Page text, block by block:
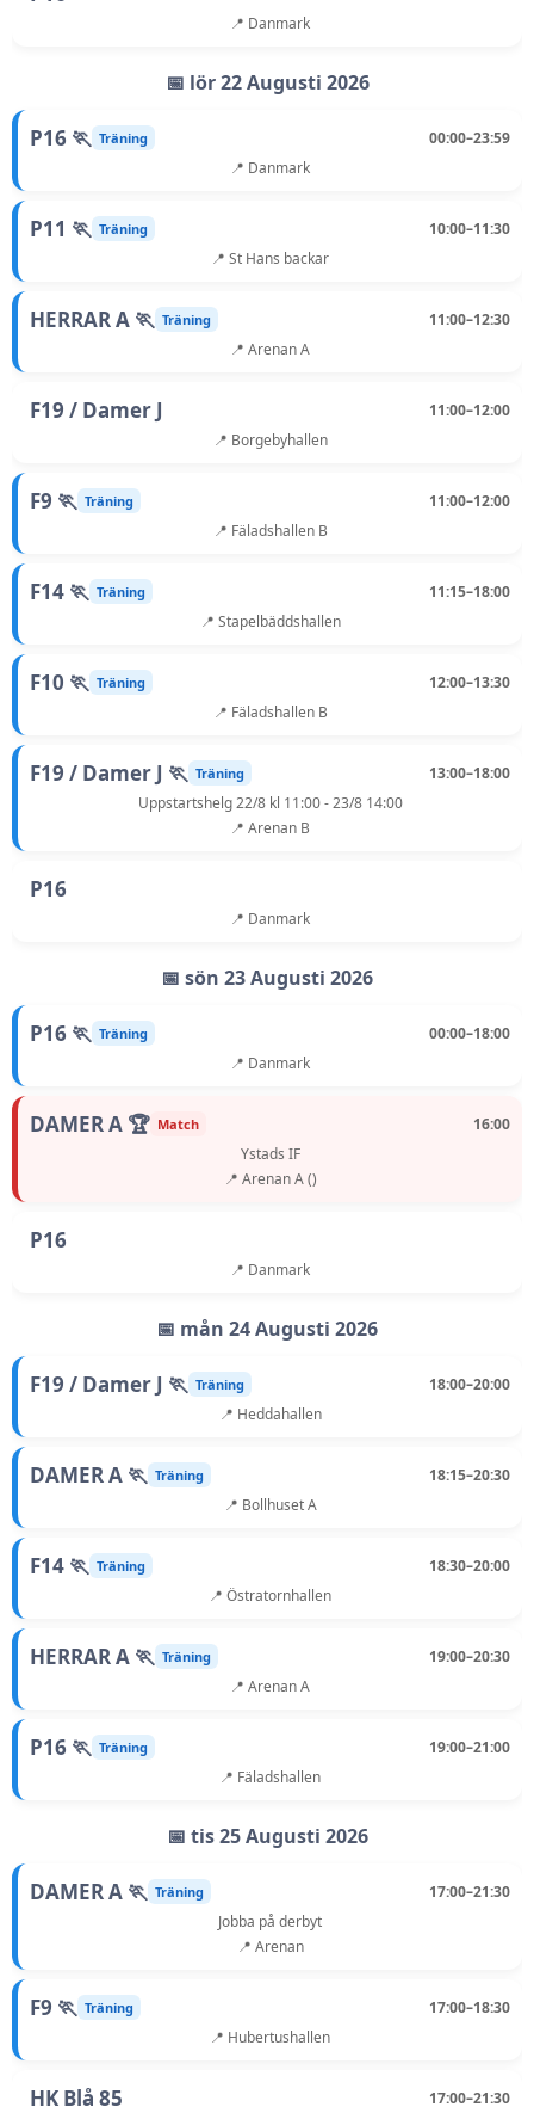
📍 Danmark
📅 lör 22 Augusti 2026
P16 🏃 Träning
00:00–23:59
📍 Danmark
P11 🏃 Träning
10:00–11:30
📍 St Hans backar
HERRAR A 🏃 Träning
11:00–12:30
📍 Arenan A
F19 / Damer J
11:00–12:00
📍 Borgebyhallen
F9 🏃 Träning
11:00–12:00
📍 Fäladshallen B
F14 🏃 Träning
11:15–18:00
📍 Stapelbäddshallen
F10 🏃 Träning
12:00–13:30
📍 Fäladshallen B
F19 / Damer J 🏃 Träning
13:00–18:00
Uppstartshelg 22/8 kl 11:00 - 23/8 14:00
📍 Arenan B
P16
📍 Danmark
📅 sön 23 Augusti 2026
P16 🏃 Träning
00:00–18:00
📍 Danmark
DAMER A 🏆 Match
16:00
Ystads IF
📍 Arenan A ()
P16
📍 Danmark
📅 mån 24 Augusti 2026
F19 / Damer J 🏃 Träning
18:00–20:00
📍 Heddahallen
DAMER A 🏃 Träning
18:15–20:30
📍 Bollhuset A
F14 🏃 Träning
18:30–20:00
📍 Östratornhallen
HERRAR A 🏃 Träning
19:00–20:30
📍 Arenan A
P16 🏃 Träning
19:00–21:00
📍 Fäladshallen
📅 tis 25 Augusti 2026
DAMER A 🏃 Träning
17:00–21:30
Jobba på derbyt
📍 Arenan
F9 🏃 Träning
17:00–18:30
📍 Hubertushallen
HK Blå 85
17:00–21:30